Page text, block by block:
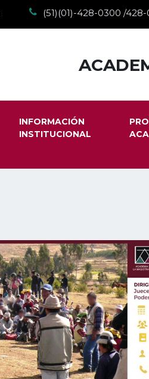
(51)(01)-428-0300 /
INFORMACIÓN
INSTITUCIONAL